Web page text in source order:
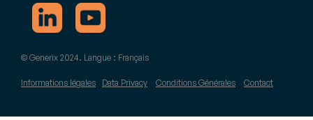
© Generix 2024. Langue : Français
Informations légales Data Privacy Conditions Générales Contact